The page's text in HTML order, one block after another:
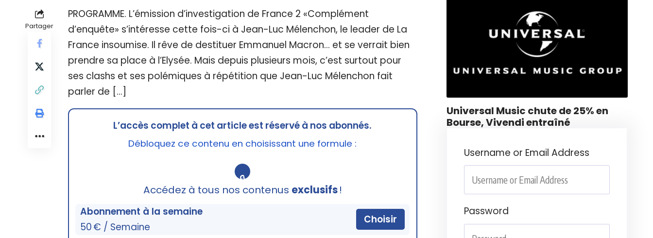
Partager
PROGRAMME. L’émission d’investigation de France 2 «Complément
d’enquête» s’intéresse cette fois-ci à Jean-Luc Mélenchon, le leader de La
France insoumise. Il rêve de destituer Emmanuel Macron… et se verrait bien
prendre sa place à l’Elysée. Mais depuis plusieurs mois, c’est surtout pour
ses clashs et ses polémiques à répétition que Jean-Luc Mélenchon fait
parler de […]
L’accès complet à cet article est réservé à nos abonnés.
Débloquez ce contenu en choisissant une formule :
🔒
Accédez à tous nos contenus exclusifs!
Abonnement à la semaine
50 € / Semaine
Choisir
Universal Music chute de 25% en
Bourse, Vivendi entraîné
Username or Email Address
Password